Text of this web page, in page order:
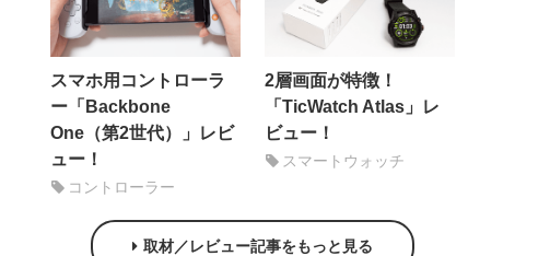
スマホ用コントローラ
ー「Backbone
One（第2世代）」レビ
ュー！
コントローラー
2層画面が特徴！
「TicWatch Atlas」レ
ビュー！
スマートウォッチ
取材／レビュー記事をもっと見る